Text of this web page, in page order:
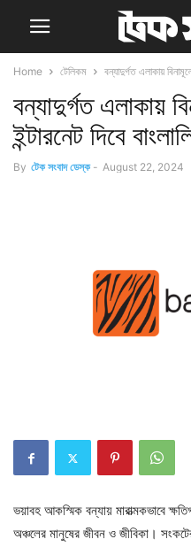
Home টেলিকম বন্যাদুর্গত এলাকায়
বন্যাদুর্গত এলাকায়
ইন্টারনেট দিবে
By টেক সংবাদ ডেস্ক - August 22, 2024
ভয়াবহ আকস্মিক বন্যায় মারাত্মকভাবে
অঞ্চলের মানুষের জীবন ও জীবিকা।